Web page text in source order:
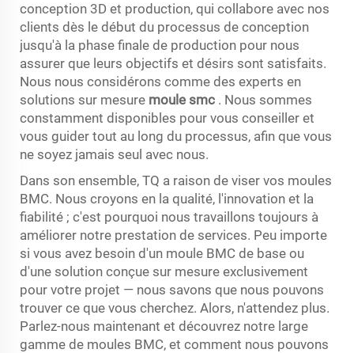
conception 3D et production, qui collabore avec nos
clients dès le début du processus de conception
jusqu'à la phase finale de production pour nous
assurer que leurs objectifs et désirs sont satisfaits.
Nous nous considérons comme des experts en
solutions sur mesure moule smc . Nous sommes
constamment disponibles pour vous conseiller et
vous guider tout au long du processus, afin que vous
ne soyez jamais seul avec nous.
Dans son ensemble, TQ a raison de viser vos moules
BMC. Nous croyons en la qualité, l'innovation et la
fiabilité ; c'est pourquoi nous travaillons toujours à
améliorer notre prestation de services. Peu importe
si vous avez besoin d'un moule BMC de base ou
d'une solution conçue sur mesure exclusivement
pour votre projet — nous savons que nous pouvons
trouver ce que vous cherchez. Alors, n'attendez plus.
Parlez-nous maintenant et découvrez notre large
gamme de moules BMC, et comment nous pouvons